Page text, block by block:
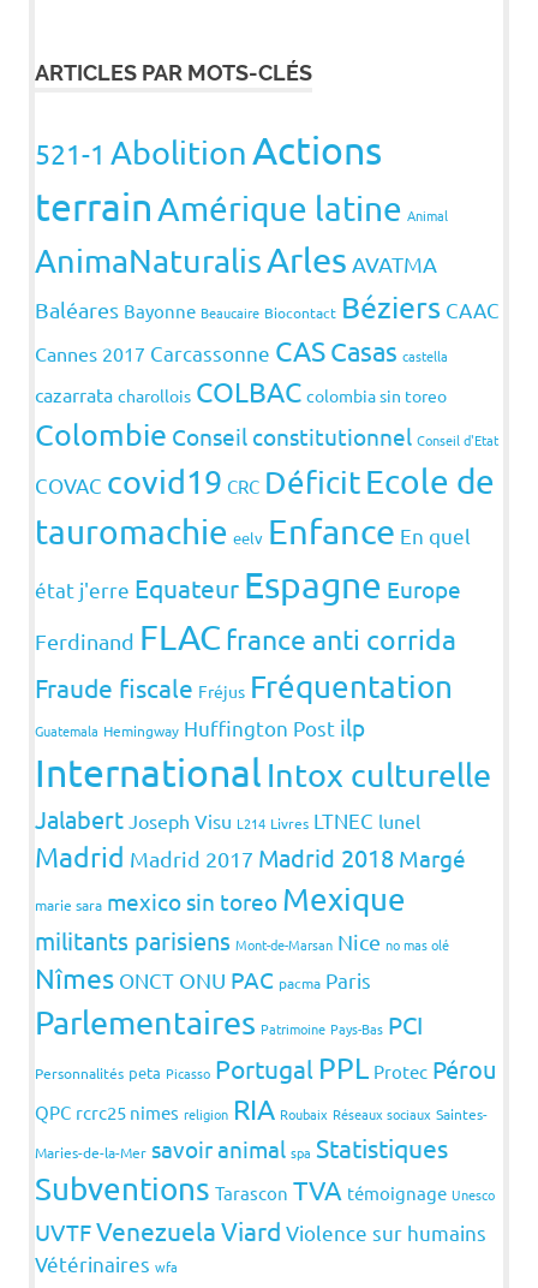
ARTICLES PAR MOTS-CLÉS
521-1 AbolitionActions
terrainAmérique latine Animal
AnimaNaturalisArles AVATMA
Baléares Bayonne Beaucaire Biocontact Béziers CAAC
Cannes 2017 Carcassonne CASCasas castella
cazarrata charollois COLBAC colombia sin toreo
Colombie Conseil constitutionnel Conseil d'Etat
COVAC covid19 CRC DéficitEcole de
tauromachie eelv Enfance En quel
état j'erre Equateur Espagne Europe
Ferdinand FLAC france anti corrida
Fraude fiscale Fréjus Fréquentation
Guatemala Hemingway Huffington Post ilp
International Intox culturelle
Jalabert Joseph Visu L214 Livres LTNEC lunel
Madrid Madrid 2017 Madrid 2018 Margé
marie sara mexico sin toreo Mexique
militants parisiens Mont-de-Marsan Nice no mas olé
Nîmes ONCT ONU PAC pacma Paris
Parlementaires Patrimoine Pays-Bas PCI
Personnalités peta Picasso Portugal PPL Protec Pérou
QPC rcrc25 nimes religion RIA Roubaix Réseaux sociaux Saintes-
Maries-de-la-Mer savoir animal spa Statistiques
Subventions Tarascon TVA témoignage Unesco
UVTFVenezuelaViard Violence sur humains
Vétérinaires wfa